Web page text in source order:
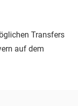
Transfers
auf dem